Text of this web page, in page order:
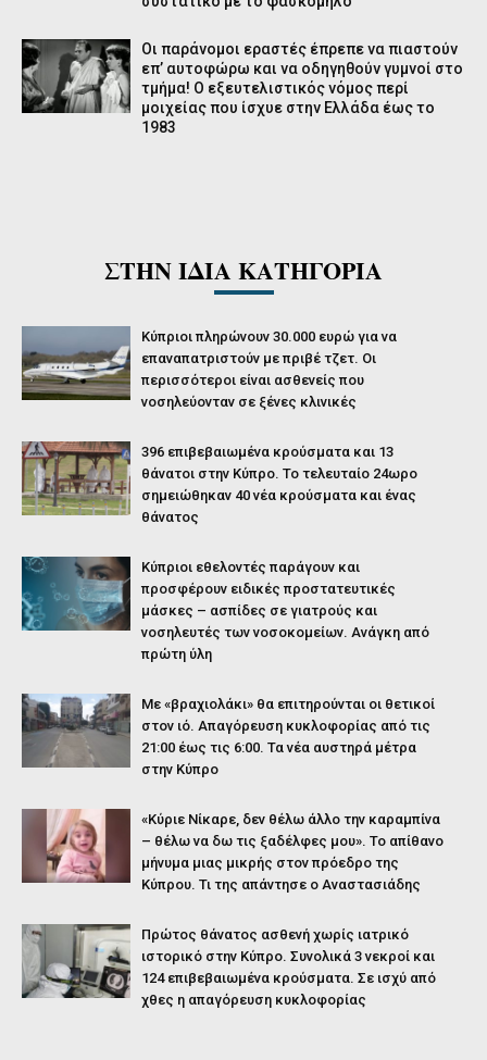
Οι παράνομοι εραστές έπρεπε να πιαστούν
επ’ αυτοφώρω και να οδηγηθούν γυμνοί στο
τμήμα! Ο εξευτελιστικός νόμος περί
μοιχείας που ίσχυε στην Ελλάδα έως το
1983
ΣΤΗΝ ΙΔΙΑ ΚΑΤΗΓΟΡΙΑ
Κύπριοι πληρώνουν 30.000 ευρώ για να
επαναπατριστούν με πριβέ τζετ. Οι
περισσότεροι είναι ασθενείς που
νοσηλεύονταν σε ξένες κλινικές
396 επιβεβαιωμένα κρούσματα και 13
θάνατοι στην Κύπρο. Το τελευταίο 24ωρο
σημειώθηκαν 40 νέα κρούσματα και ένας
θάνατος
Κύπριοι εθελοντές παράγουν και
προσφέρουν ειδικές προστατευτικές
μάσκες – ασπίδες σε γιατρούς και
νοσηλευτές των νοσοκομείων. Ανάγκη από
πρώτη ύλη
Με «βραχιολάκι» θα επιτηρούνται οι θετικοί
στον ιό. Απαγόρευση κυκλοφορίας από τις
21:00 έως τις 6:00. Τα νέα αυστηρά μέτρα
στην Κύπρο
«Κύριε Νίκαρε, δεν θέλω άλλο την καραμπίνα
– θέλω να δω τις ξαδέλφες μου». Το απίθανο
μήνυμα μιας μικρής στον πρόεδρο της
Κύπρου. Τι της απάντησε ο Αναστασιάδης
Πρώτος θάνατος ασθενή χωρίς ιατρικό
ιστορικό στην Κύπρο. Συνολικά 3 νεκροί και
124 επιβεβαιωμένα κρούσματα. Σε ισχύ από
χθες η απαγόρευση κυκλοφορίας